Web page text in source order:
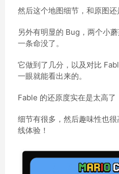
然后这个地图细节，和原图还
另外有明显的 Bug，两个小
一条命没了。
它做到了几分，以及对比
一眼就能看出来的。
Fable 的还原度实在是太高了
细节有很多，然后趣味性也
线体验！